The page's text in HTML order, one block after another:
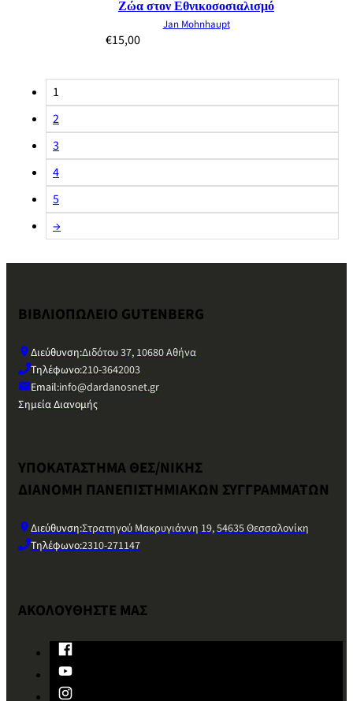
Ζώα στον Εθνικοσοσιαλισμό
Jan Mohnhaupt
€15,00
1
2
3
4
5
→
ΒΙΒΛΙΟΠΩΛΕΙΟ GUTENBERG
Διεύθυνση:Διδότου 37, 10680 Αθήνα
Τηλέφωνο:210-3642003
Email:info@dardanosnet.gr
Σημεία Διανομής
ΥΠΟΚΑΤΑΣΤΗΜΑ ΘΕΣ/ΝΙΚΗΣ
ΔΙΑΝΟΜΗ ΠΑΝΕΠΙΣΤΗΜΙΑΚΩΝ ΣΥΓΓΡΑΜΜΑΤΩΝ
Διεύθυνση:Στρατηγού Μακρυγιάννη 19, 54635 Θεσσαλονίκη
Τηλέφωνο:2310-271147
ΑΚΟΛΟΥΘΗΣΤΕ ΜΑΣ